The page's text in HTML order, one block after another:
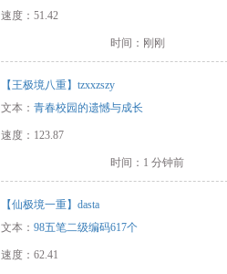
速度：51.42
时间：刚刚
【王极境八重】tzxxzszy
文本： 青春校园的遗憾与成长
速度：123.87
时间：1 分钟前
【仙极境一重】dasta
文本： 98五笔二级编码617个
速度：62.41